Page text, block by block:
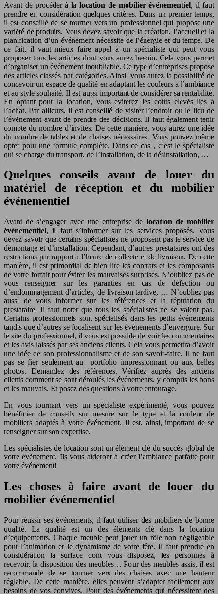
Avant de procéder à la location de mobilier événementiel, il faut
prendre en considération quelques critères. Dans un premier temps,
il est conseillé de se tourner vers un professionnel qui propose une
variété de produits. Vous devez savoir que la création, l’accueil et la
planification d’un événement nécessite de l’énergie et du temps. De
ce fait, il vaut mieux faire appel à un spécialiste qui peut vous
proposer tous les articles dont vous aurez besoin. Cela vous permet
d’organiser un événement inoubliable. Ce type d’entreprises propose
des articles classés par catégories. Ainsi, vous aurez la possibilité de
concevoir un espace de qualité en adaptant les couleurs à l’ambiance
et au style souhaité. Il est aussi important de considérer sa rentabilité.
En optant pour la location, vous éviterez les coûts élevés liés à
l’achat. Par ailleurs, il est conseillé de visiter l’endroit ou le lieu de
l’événement avant de prendre des décisions. Il faut également tenir
compte du nombre d’invités. De cette manière, vous aurez une idée
du nombre de tables et de chaises nécessaires. Vous pouvez même
opter pour une formule complète. Dans ce cas , c’est le spécialiste
qui se charge du transport, de l’installation, de la désinstallation, …
Quelques conseils avant de louer du
matériel de réception et du mobilier
événementiel
Avant de s’engager avec une entreprise de location de mobilier
événementiel, il faut s’informer sur les services proposés. Vous
devez savoir que certains spécialistes ne proposent pas le service de
démontage et d’installation. Cependant, d’autres prestataires ont des
restrictions par rapport à l’heure de collecte et de livraison. De cette
manière, il est primordial de bien lire les contrats et les composants
de votre forfait pour éviter les mauvaises surprises. N’oubliez pas de
vous renseigner sur les garanties en cas de défection ou
d’endommagement d’articles, de livraison tardive, … N’oubliez pas
aussi de vous informer sur les références et la réputation du
prestataire. Il faut noter que tous les spécialistes ne se valent pas.
Certains professionnels sont spécialisés dans les petits événements
tandis que d’autres se focalisent sur les événements d’envergure. Sur
le site du professionnel, il vous est possible de voir les commentaires
et les avis laissés par ses anciens clients. Cela vous permettra d’avoir
une idée de son professionnalisme et de son savoir-faire. Il ne faut
pas se fier seulement au portfolio impressionnant ou aux belles
photos. Demandez des références. Vérifiez auprès des anciens
clients comment se sont déroulés les événements, y compris les bons
et les mauvais. Et posez des questions à votre entourage.
En vous tournant vers un spécialiste expérimenté, vous pouvez
bénéficier de conseils sur mesure sur le type et la couleur de
mobiliers adaptés à votre événement. Il est, ainsi, important de se
renseigner sur son expertise.
Les spécialistes de location sont un élément clé du succès global de
votre événement. Ils vous aideront à créer l’ambiance parfaite pour
votre événement!
Les choses à faire avant de louer du
mobilier événementiel
Pour réussir ses événements, il faut utiliser des mobiliers de bonne
qualité. La qualité est un des éléments clé dans la location
d’équipements. Chaque meuble peut jouer un rôle non négligeable
pour l’animation et le dynamisme de votre fête. Il faut prendre en
considération la surface dont vous disposez, les personnes à
recevoir, la disposition des meubles… Pour des meubles assis, il est
recommandé de se tourner vers des chaises avec une hauteur
réglable. De cette manière, elles peuvent s’adapter facilement aux
besoins de vos convives. Pour des événements qui nécessitent des